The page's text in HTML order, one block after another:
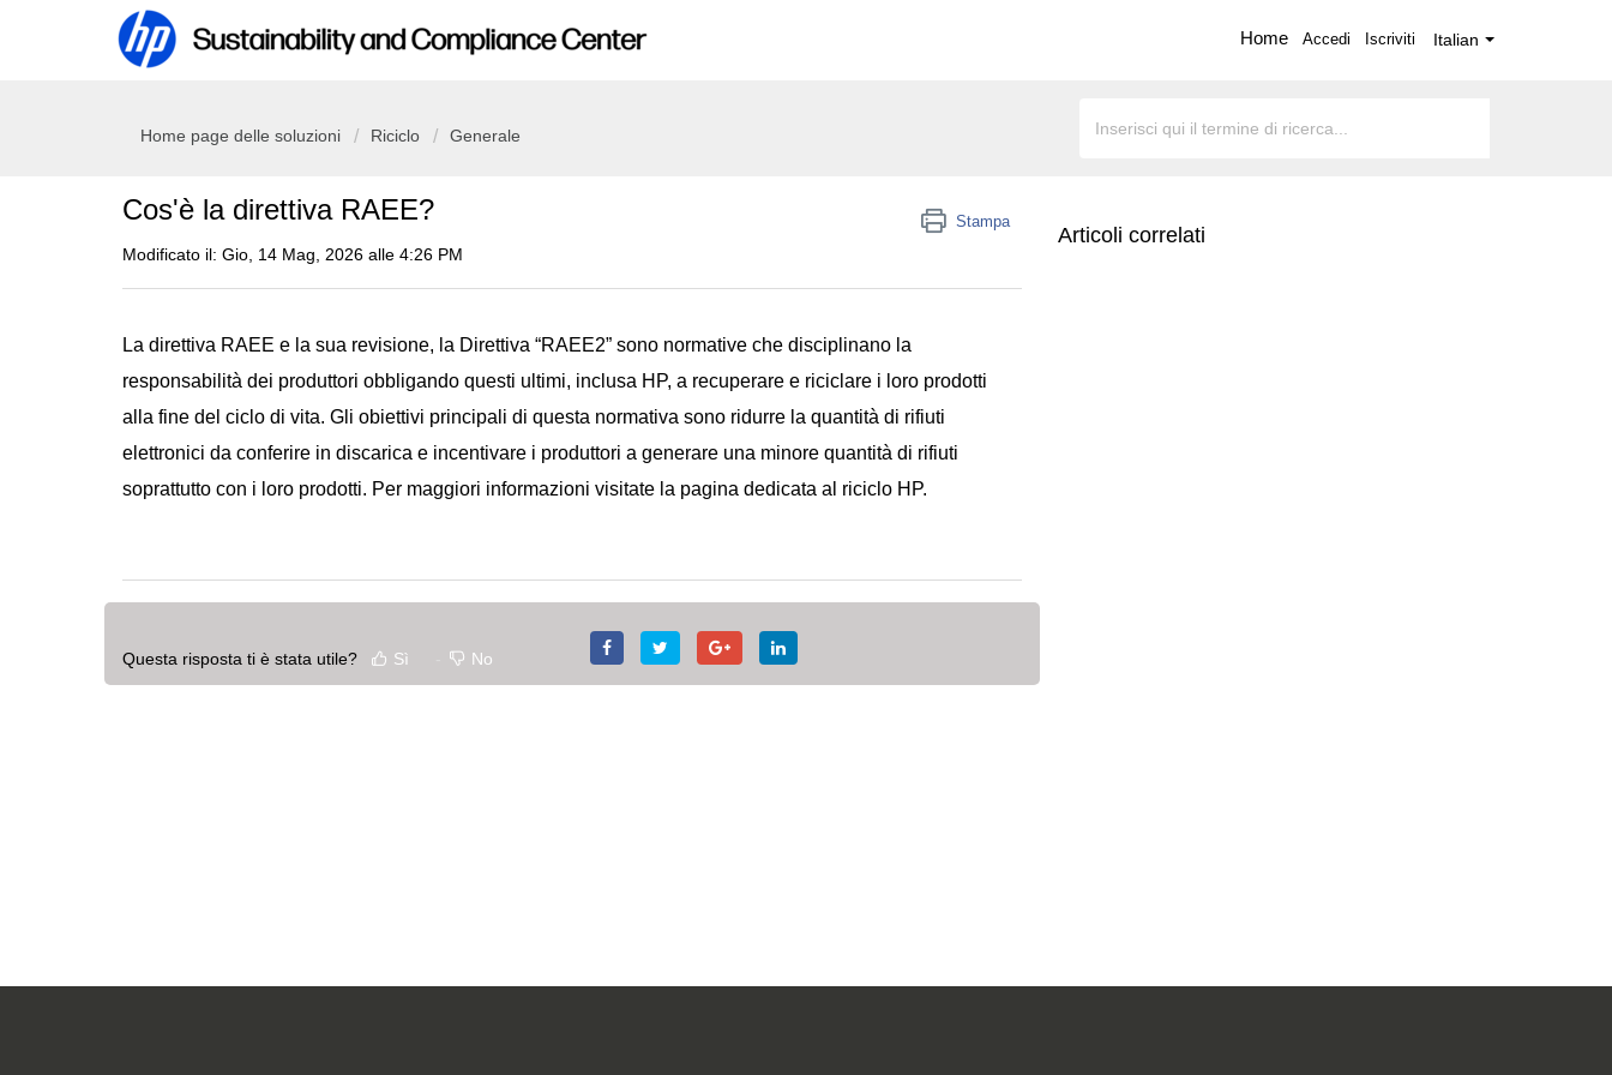
Home Italian
Accedi Iscriviti
Home page delle soluzioni Riciclo Generale
Cos'è la direttiva RAEE? Stampa
Modificato il: Gio, 14 Mag, 2026 alle 4:26 PM
La direttiva RAEE e la sua revisione, la Direttiva “RAEE2” sono normative che disciplinano la
responsabilità dei produttori obbligando questi ultimi, inclusa HP, a recuperare e riciclare i loro prodotti
alla fine del ciclo di vita. Gli obiettivi principali di questa normativa sono ridurre la quantità di rifiuti
elettronici da conferire in discarica e incentivare i produttori a generare una minore quantità di rifiuti
soprattutto con i loro prodotti. Per maggiori informazioni visitate la pagina dedicata al riciclo HP.
Questa risposta ti è stata utile? Sì No
Articoli correlati